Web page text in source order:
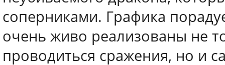
соперниками. Графика
очень живо реализованы не
проводиться сражения, но и